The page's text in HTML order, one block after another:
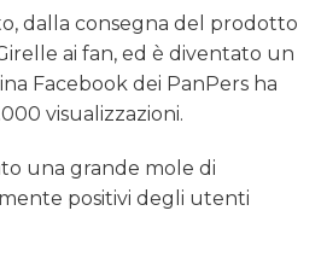
dalla consegna del prodotto
ai fan, ed è diventato un
Facebook dei PanPers ha
visualizzazioni.
una grande mole di
positivi degli utenti